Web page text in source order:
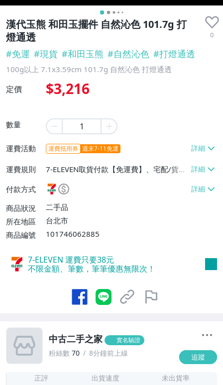
漢代玉熊 和田玉擺件 自然沁色 101.7g 打
燈通透
0
#免運 #現貨 #和田玉熊 #自然沁色 #打燈通透
100g以上 7.1x3.59cm 101.7g 自然沁色 打燈通透
定價 $3,216
數量
運費活動 運費抵用券 週末7-11免運
運費規則
7-ELEVEN取貨付款【免運費】、宅配/貨運
付款方式
商品狀況
二手品
所在地區
台北市
商品編號
101746062885
7-ELEVEN 運費只要38元
不限金額、筆數，筆筆優惠無限次！
中古二手之家 實名驗證
粉絲數 70 8分鐘前上線 追蹤
正評 出貨速度 未出貨率